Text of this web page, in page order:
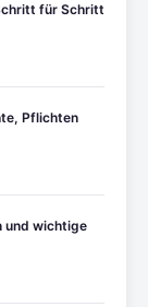
für Schritt
Pflichten
und wichtige